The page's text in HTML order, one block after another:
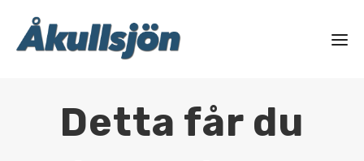
Detta får du